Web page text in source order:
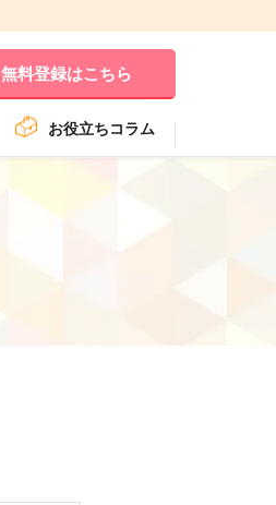
無料登録はこちら
お役立ちコラム